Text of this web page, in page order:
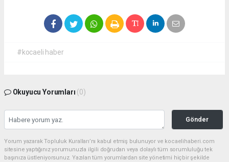
#kocaeli haber
Okuyucu Yorumları (0)
Gönder
Yorum yazarak Topluluk Kuralları’nı kabul etmiş bulunuyor ve kocaelihaberi.com
sitesine yaptığınız yorumunuzla ilgili doğrudan veya dolaylı tüm sorumluluğu tek
başınıza üstleniyorsunuz. Yazılan tüm yorumlardan site yönetimi hiçbir şekilde